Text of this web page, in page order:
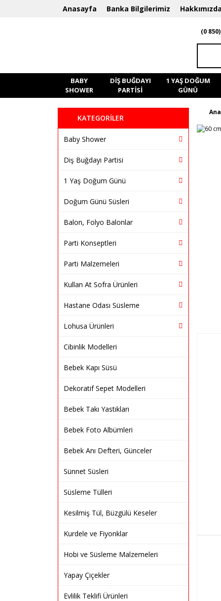
Anasayfa Banka Bilgilerimiz
(0
BABY
SHOWER
DIŞ BUĞDAYI
PARTISI
1 YAŞ DOĞUM
GÜNÜ
KATEGORİLER
Baby Shower
Diş Buğdayı Partisi
1 Yaş Doğum Günü
Doğum Günü Süsleri
Balon, Folyo Balonlar
Parti Konseptleri
Parti Malzemeleri
Kullan At Sofra Ürünleri
Hastane Odası Süsleme
Lohusa Ürünleri
Cibinlik Modelleri
Bebek Kapı Süsü
Dekoratif Sepet Modelleri
Bebek Takı Yastıkları
Bebek Foto Albümleri
Bebek Anı Defteri, Günceler
Sünnet Süsleri
Süsleme Tülleri
Kesilmiş Tül, Büzgülü Keseler
Kurdele ve Fiyonklar
Hobi ve Süsleme Malzemeleri
Yapay Çiçekler
Evlilik Teklifi Ürünleri